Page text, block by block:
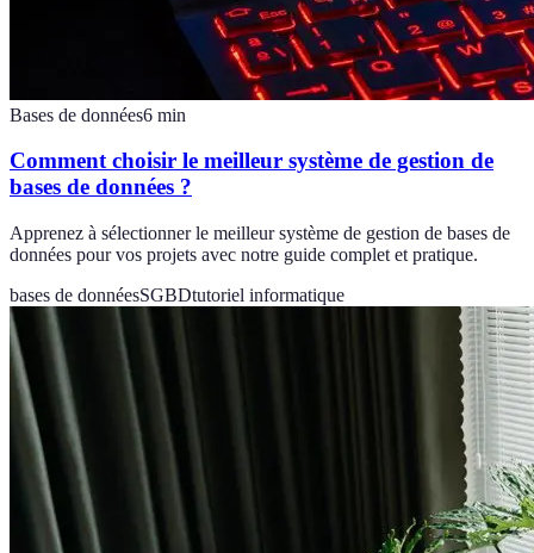
Bases de données6 min
Comment choisir le meilleur système de gestion de
bases de données ?
Apprenez à sélectionner le meilleur système de gestion de bases de
données pour vos projets avec notre guide complet et pratique.
bases de donnéesSGBDtutoriel informatique